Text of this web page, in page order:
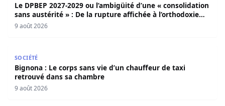
Le DPBEP 2027-2029 ou l’ambigüité d’une « consolidation
sans austérité » : De la rupture affichée à l’orthodoxie
budgétaire, une analyse critique de la trajectoire
9 août 2026
SOCIÉTÉ
Bignona : Le corps sans vie d’un chauffeur de taxi
retrouvé dans sa chambre
9 août 2026